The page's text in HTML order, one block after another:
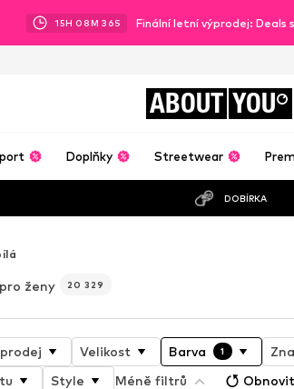
15H 08M 33S Finální letní výprodej: Deals
ABOUT YOU
Doplňky Streetwear
DOBÍRKA
ženy 20 329
Velikost Barva 1
Style Méně filtrů